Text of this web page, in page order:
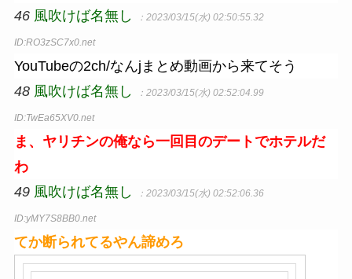
46 風吹けば名無し ：2023/03/15(水) 02:50:55.32
ID:RO3zSC7x0.net
YouTubeの2ch/なんjまとめ動画から来てそう
48 風吹けば名無し ：2023/03/15(水) 02:52:04.99
ID:TwEa65XV0.net
ま、ヤリチンの俺なら一回目のデートでホテルだ
わ
49 風吹けば名無し ：2023/03/15(水) 02:52:06.36
ID:yMY7S8BB0.net
てか断られてるやん諦めろ